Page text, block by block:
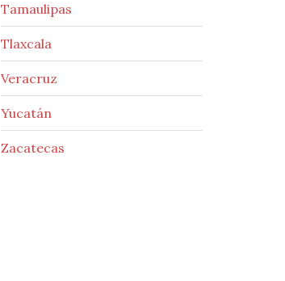
Tamaulipas
Tlaxcala
Veracruz
Yucatán
Zacatecas